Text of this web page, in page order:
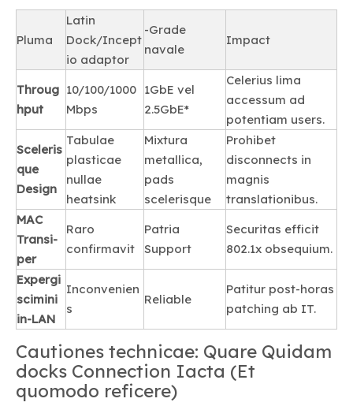
Pluma
Latin
Dock/Incept
io adaptor
-Grade
navale
Impact
Throug
hput
10/100/1000
Mbps
1GbE vel
2.5GbE*
Celerius lima
accessum ad
potentiam users.
Sceleris
que
Design
Tabulae
plasticae
nullae
heatsink
Mixtura
metallica,
pads
scelerisque
Prohibet
disconnects in
magnis
translationibus.
MAC
Transi-
per
Raro
confirmavit
Patria
Support
Securitas efficit
802.1x obsequium.
Expergi
scimini
in-LAN
Inconvenien
s
Reliable
Patitur post-horas
patching ab IT.
Cautiones technicae: Quare Quidam
docks Connection Iacta (Et
quomodo reficere)